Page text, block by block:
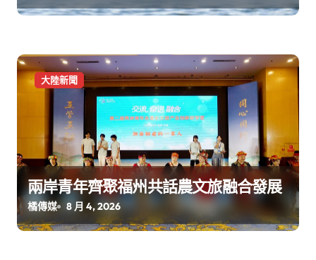
大陸新聞
兩岸青年齊聚福州共話農文旅融合發展
橘傳媒 8 月 4, 2026